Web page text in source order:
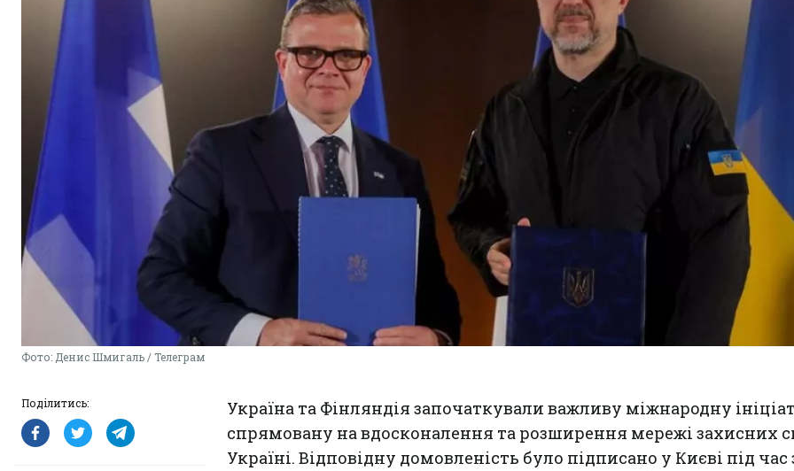
Фото: Денис Шмигаль / Телеграм
Поділитись:
Україна та Фінляндія започаткували важливу міжнародну
спрямовану на вдосконалення та розширення мережі захисних
Україні. Відповідну домовленість було підписано у Києві під час